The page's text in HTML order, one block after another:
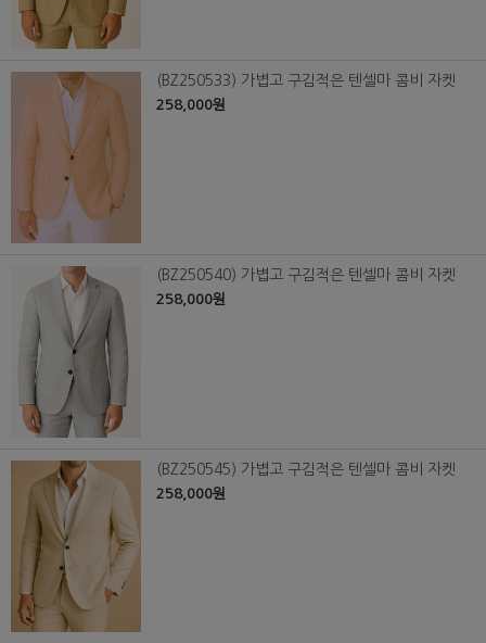
(BZ250533) 가볍고 구김적은 텐셀마 콤비 자켓
258,000원
(BZ250540) 가볍고 구김적은 텐셀마 콤비 자켓
258,000원
(BZ250545) 가볍고 구김적은 텐셀마 콤비 자켓
258,000원